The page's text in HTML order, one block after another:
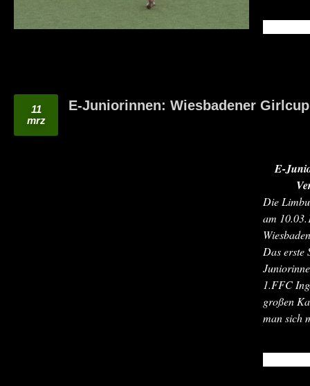
11
mrz
E-Juniorinnen: Wiesbadener Girlcup
E-
Die
am
Das erste
1.FFC
großen
man sich